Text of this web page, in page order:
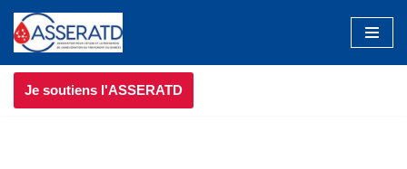
Aller
au
contenu
Je soutiens l'ASSERATD